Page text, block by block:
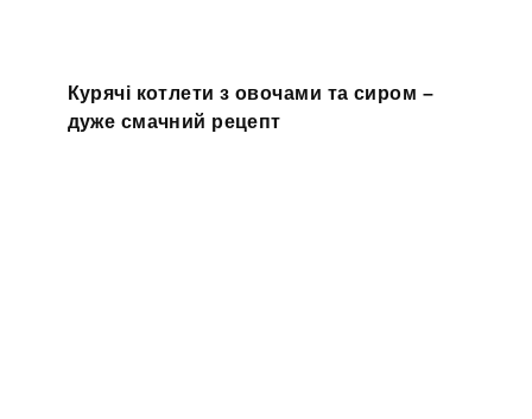
Курячі котлети з овочами та сиром –
дуже смачний рецепт